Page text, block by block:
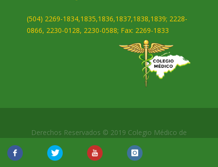
(504) 2269-1834,1835,1836,1837,1838,1839; 2228-
0866, 2230-0128, 2230-0588; Fax: 2269-1833
Derechos Reservados © 2019 Colegio Médico de